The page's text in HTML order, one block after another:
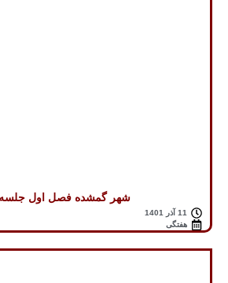
شهر گمشده فصل اول
11 آذر 1401
هفتگی